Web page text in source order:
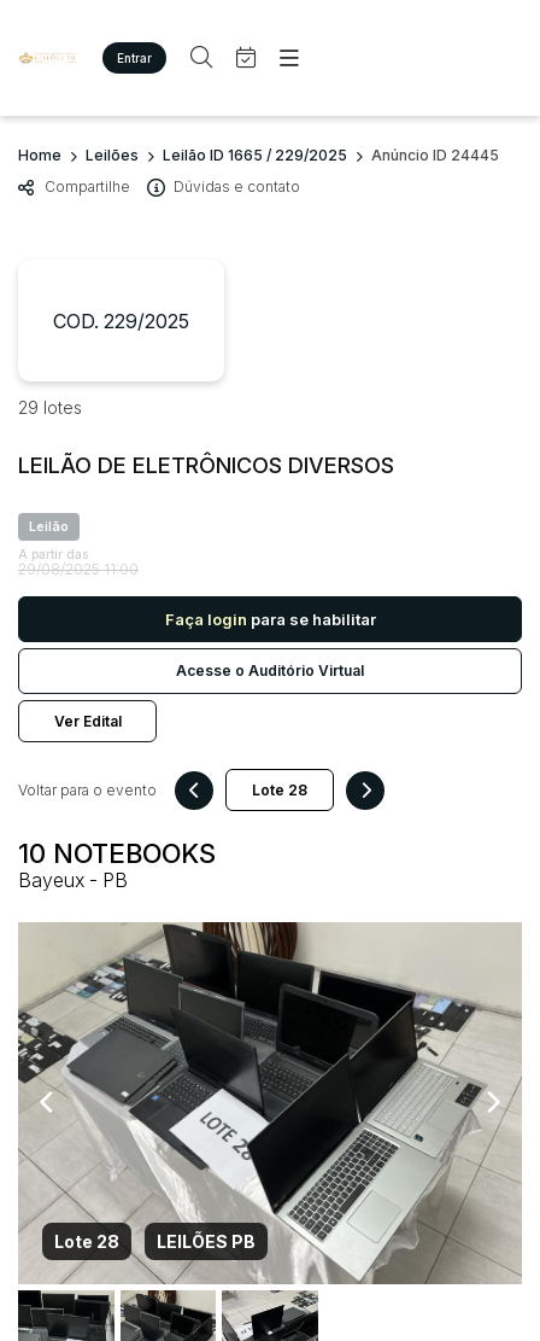
Entrar
Criar conta Entrar
Site
Agenda
Quem Somos
Imóveis
Veículos
Carros
Utilitário
Busca por palavra-chave
Bairro
Judiciais Extrajudiciais
R$
Quem Somos
Home Leilões Leilão ID 1665 / 229/2025
Anúncio ID 24445
Compartilhe
Dúvidas e contato
COD. 229/2025
29 lotes
LEILÃO DE ELETRÔNICOS DIVERSOS
Leilão
A partir das
29/08/2025 11:00
Faça login para se habilitar
Acesse o Auditório Virtual
Ver Edital
10 NOTEBOOKS
Bayeux - PB
Voltar para o evento
Lote 28 LEILÕES PB